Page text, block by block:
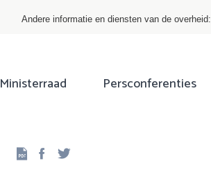
Andere informatie en diensten van de overheid:
Ministerraad Persconferenties
Facebook